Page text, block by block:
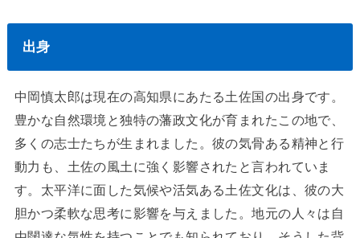
出身
中岡慎太郎は現在の高知県にあたる土佐国の出身です。
豊かな自然環境と独特の藩政文化が育まれたこの地で、
多くの志士たちが生まれました。彼の気骨ある精神と行
動力も、土佐の風土に強く影響されたと言われていま
す。太平洋に面した気候や活気ある土佐文化は、彼の大
胆かつ柔軟な思考に影響を与えました。地元の人々は自